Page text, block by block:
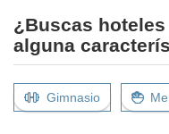
¿Buscas
alguna
Gimnasio